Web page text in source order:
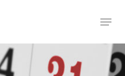
Menu
Menu